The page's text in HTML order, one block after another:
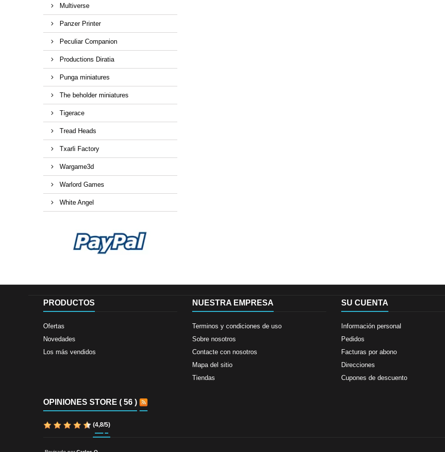
Multiverse
Panzer Printer
Peculiar Companion
Productions Diratia
Punga miniatures
The beholder miniatures
Tigerace
Tread Heads
Txarli Factory
Wargame3d
Warlord Games
White Angel
PRODUCTOS
Ofertas
Novedades
Los más vendidos
NUESTRA EMPRESA
Terminos y condiciones de uso
Sobre nosotros
Contacte con nosotros
Mapa del sitio
Tiendas
SU CUENTA
Información personal
Pedidos
Facturas por abono
Direcciones
Cupones de descuento
OPINIONES STORE ( 56 )
(4,8/5)